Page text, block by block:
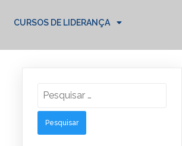
CURSOS DE LIDERANÇA
por: